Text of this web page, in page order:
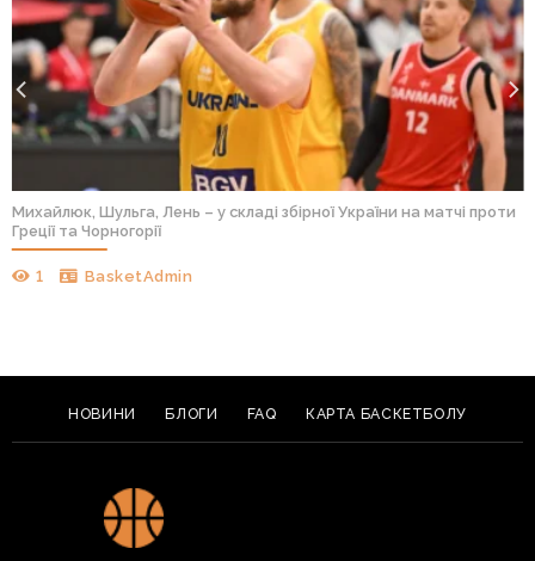
Михайлюк, Шульга, Лень – у складі збірної України на матчі проти
Греції та Чорногорії
1 BasketAdmin
НОВИНИ БЛОГИ FAQ КАРТА БАСКЕТБОЛУ